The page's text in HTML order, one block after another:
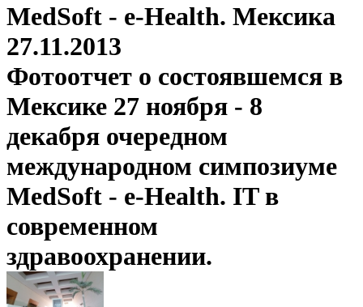
MedSoft - e-Health. Мексика
27.11.2013
Фотоотчет о состоявшемся в
Мексике 27 ноября - 8
декабря очередном
международном симпозиуме
MedSoft - e-Health. IT в
современном
здравоохранении.